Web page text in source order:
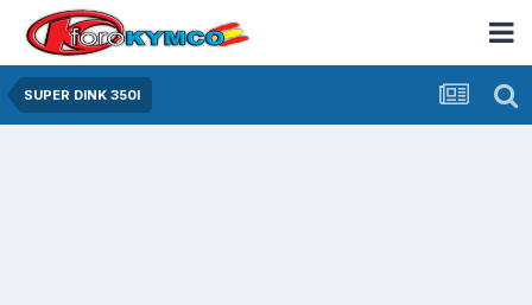
SUPER DINK 350I